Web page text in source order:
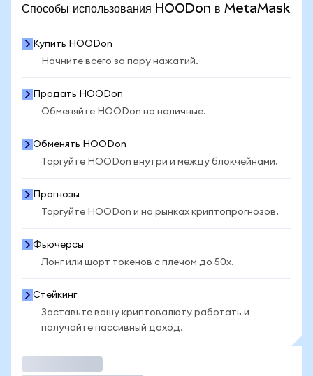
Способы использования HOODon в MetaMask
Купить HOODon
Начните всего за пару нажатий.
Продать HOODon
Обменяйте HOODon на наличные.
Обменять HOODon
Торгуйте HOODon внутри и между блокчейнами.
Прогнозы
Торгуйте HOODon и на рынках криптопрогнозов.
Фьючерсы
Лонг или шорт токенов с плечом до 50x.
Стейкинг
Заставьте вашу криптовалюту работать и
получайте пассивный доход.